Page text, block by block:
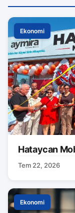
Ekonomi
Hataycan
Tem 22, 2026
Ekonomi